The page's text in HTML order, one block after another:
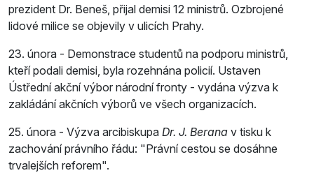
prezident Dr. Beneš, přijal demisi 12 ministrů. Ozbrojené
lidové milice se objevily v ulicích Prahy.
23. února - Demonstrace studentů na podporu ministrů,
kteří podali demisi, byla rozehnána policií. Ustaven
Ústřední akční výbor národní fronty - vydána výzva k
zakládání akčních výborů ve všech organizacích.
25. února - Výzva arcibiskupa Dr. J. Berana v tisku k
zachování právního řádu:
Právní cestou se dosáhne
trvalejších reforem .